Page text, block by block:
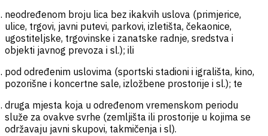
neodređenom broju lica bez ikakvih uslova (primjerice,
ulice, trgovi, javni putevi, parkovi, izletišta, čekaonice,
ugostiteljske, trgovinske i zanatske radnje, sredstva i
objekti javnog prevoza i sl.); ili
pod određenim uslovima (sportski stadioni i igrališta, kino,
pozorišne i koncertne sale, izložbene prostorije i sl.); te
druga mjesta koja u određenom vremenskom periodu
služe za ovakve svrhe (zemljišta ili prostorije u kojima se
održavaju javni skupovi, takmičenja i sl).